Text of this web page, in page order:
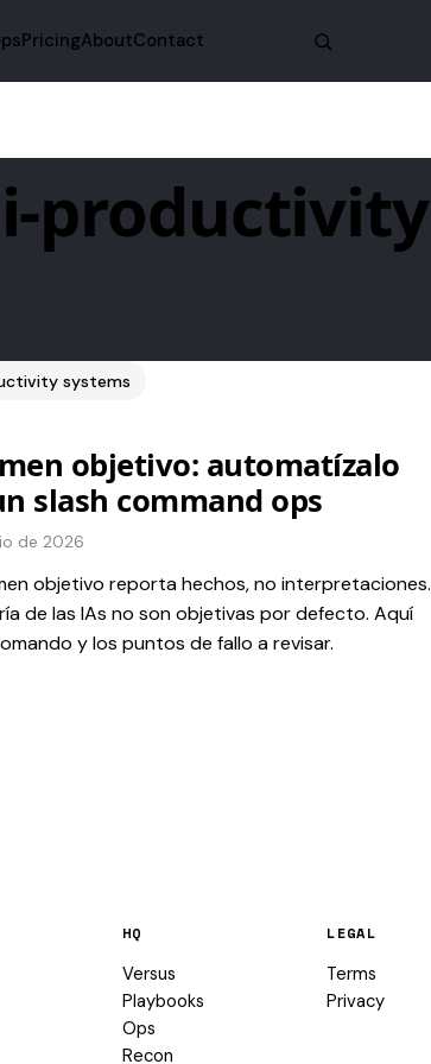
productivity
systems
objetivo: automatízalo
slash command ops
de 2026
objetivo reporta hechos, no interpretaciones.
de las IAs no son objetivas por defecto. Aquí
y los puntos de fallo a revisar.
PricingAboutContact
HQ
Versus
Playbooks
Ops
Recon
LEGAL
Terms
Privacy